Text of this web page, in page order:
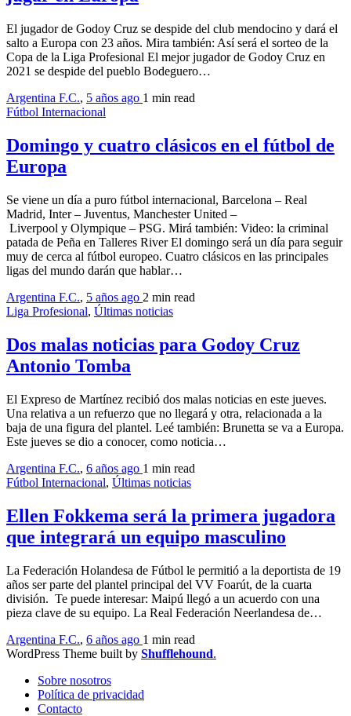
El jugador de Godoy Cruz se despide del club mendocino y dará el
salto a Europa con 23 años. Mira también: Así será el sorteo de la
Copa de la Liga Profesional El mejor jugador de Godoy Cruz en
2021 se despide del pueblo Bodeguero…
Argentina F.C., 5 años ago 1 min read
Fútbol Internacional
Domingo y cuatro clásicos en el fútbol de
Europa
Se viene un día a puro fútbol internacional, Barcelona – Real
Madrid, Inter – Juventus, Manchester United –
Liverpool y Olympique – PSG. Mirá también: Video: la criminal
patada de Peña en Talleres River El domingo será un día para seguir
muy de cerca al fútbol europeo. Cuatro clásicos en las principales
ligas del mundo darán que hablar…
Argentina F.C., 5 años ago 2 min read
Liga Profesional, Últimas noticias
Dos malas noticias para Godoy Cruz
Antonio Tomba
El Expreso de Martínez recibió dos malas noticias en este jueves.
Una relativa a un refuerzo que no llegará y otra, relacionada a la
baja de una figura del plantel. Leé también: Brunetta se va a Europa.
Este jueves se dio a conocer, como noticia…
Argentina F.C., 6 años ago 1 min read
Fútbol Internacional, Últimas noticias
Ellen Fokkema será la primera jugadora
que integrará un equipo masculino
La Federación Holandesa de Fútbol le permitió a la deportista de 19
años ser parte del plantel principal del VV Foarút, de la cuarta
división. Te puede interesar: Maipú llegó a un acuerdo con una
pieza clave de su equipo. La Real Federación Neerlandesa de…
Argentina F.C., 6 años ago 1 min read
WordPress Theme built by Shufflehound.
Sobre nosotros
Política de privacidad
Contacto